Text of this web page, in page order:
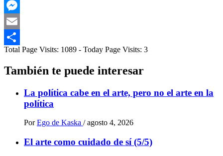
Telegram
Messenger
Email
Compartir
Total Page Visits: 1089 - Today Page Visits: 3
También te puede interesar
La política cabe en el arte, pero no el arte en la
política
Por Ego de Kaska / agosto 4, 2026
El arte como cuidado de sí (5/5)